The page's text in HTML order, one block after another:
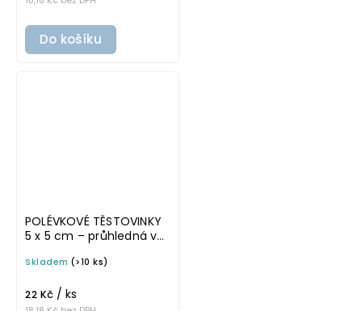
Do košíku
POLÉVKOVÉ TĚSTOVINKY
5 x 5 cm – průhledná v
omyvatelná samolepka
Skladem (>10 ks)
22 Kč / ks